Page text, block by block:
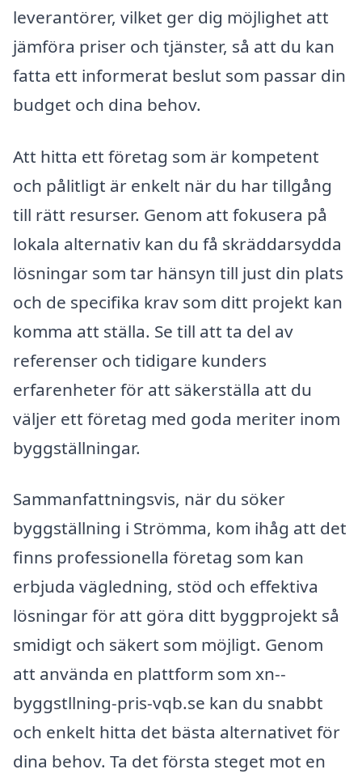
leverantörer, vilket ger dig möjlighet att
jämföra priser och tjänster, så att du kan
fatta ett informerat beslut som passar din
budget och dina behov.
Att hitta ett företag som är kompetent
och pålitligt är enkelt när du har tillgång
till rätt resurser. Genom att fokusera på
lokala alternativ kan du få skräddarsydda
lösningar som tar hänsyn till just din plats
och de specifika krav som ditt projekt kan
komma att ställa. Se till att ta del av
referenser och tidigare kunders
erfarenheter för att säkerställa att du
väljer ett företag med goda meriter inom
byggställningar.
Sammanfattningsvis, när du söker
byggställning i Strömma, kom ihåg att det
finns professionella företag som kan
erbjuda vägledning, stöd och effektiva
lösningar för att göra ditt byggprojekt så
smidigt och säkert som möjligt. Genom
att använda en plattform som xn--
byggstllning-pris-vqb.se kan du snabbt
och enkelt hitta det bästa alternativet för
dina behov. Ta det första steget mot en